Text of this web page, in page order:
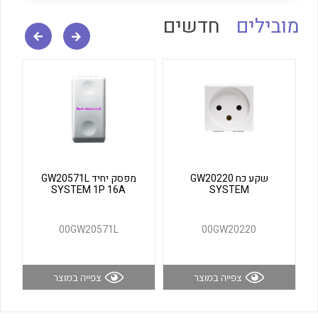
לכל מוצרי היצרן לכל מוצרי היצרן
מובילים חדשים
שקע כח GW20220
SYSTEM
00GW20220
צפייה במוצר
מפסק יחיד GW20571L
SYSTEM 1P 16A
00GW20571L
צפייה במוצר